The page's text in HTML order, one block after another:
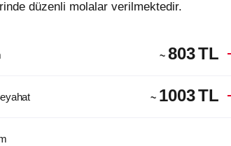
düzenli molalar verilmektedir.
~ 803TL
~ 1003TL